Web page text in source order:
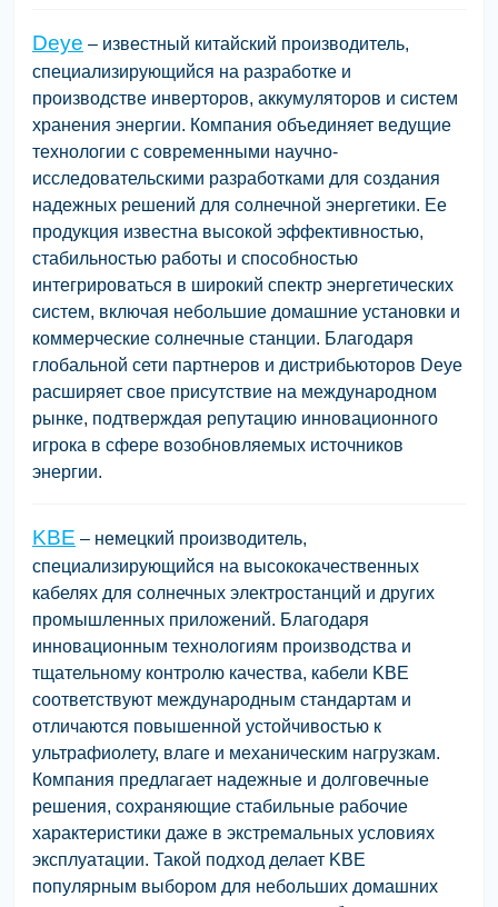
Deye – известный китайский производитель,
специализирующийся на разработке и
производстве инверторов, аккумуляторов и систем
хранения энергии. Компания объединяет ведущие
технологии с современными научно-
исследовательскими разработками для создания
надежных решений для солнечной энергетики. Ее
продукция известна высокой эффективностью,
стабильностью работы и способностью
интегрироваться в широкий спектр энергетических
систем, включая небольшие домашние установки и
коммерческие солнечные станции. Благодаря
глобальной сети партнеров и дистрибьюторов Deye
расширяет свое присутствие на международном
рынке, подтверждая репутацию инновационного
игрока в сфере возобновляемых источников
энергии.
KBE – немецкий производитель,
специализирующийся на высококачественных
кабелях для солнечных электростанций и других
промышленных приложений. Благодаря
инновационным технологиям производства и
тщательному контролю качества, кабели KBE
соответствуют международным стандартам и
отличаются повышенной устойчивостью к
ультрафиолету, влаге и механическим нагрузкам.
Компания предлагает надежные и долговечные
решения, сохраняющие стабильные рабочие
характеристики даже в экстремальных условиях
эксплуатации. Такой подход делает KBE
популярным выбором для небольших домашних